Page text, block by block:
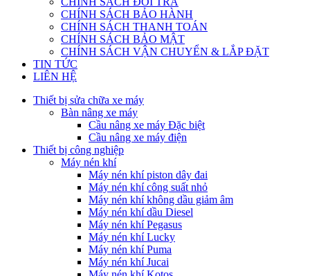
CHÍNH SÁCH BẢO HÀNH
CHÍNH SÁCH THANH TOÁN
CHÍNH SÁCH BẢO MẬT
CHÍNH SÁCH VẬN CHUYỂN & LẮP ĐẶT
TIN TỨC
LIÊN HỆ
Thiết bị sửa chữa xe máy
Bàn nâng xe máy
Cầu nâng xe máy Đặc biệt
Cầu nâng xe máy điện
Thiết bị công nghiệp
Máy nén khí
Máy nén khí piston dây đai
Máy nén khí công suất nhỏ
Máy nén khí không dầu giảm âm
Máy nén khí dầu Diesel
Máy nén khí Pegasus
Máy nén khí Lucky
Máy nén khí Puma
Máy nén khí Jucai